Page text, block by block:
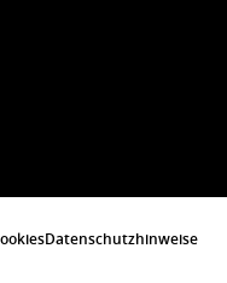
Datenschutzhinweise